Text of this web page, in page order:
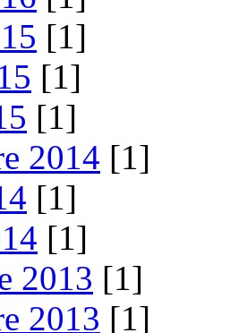
[1]
[1]
[1]
2014 [1]
[1]
[1]
2013 [1]
2013 [1]